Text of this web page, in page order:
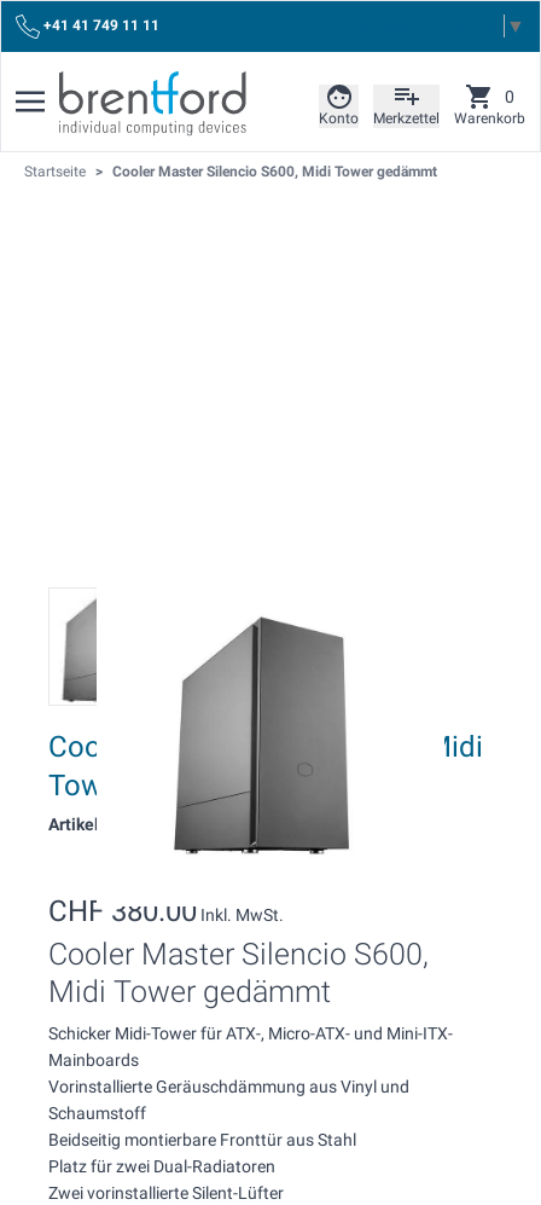
+41 41 749 11 11 ▼
Konto Merkzettel Warenkorb
0
Startseite > Cooler Master Silencio S600, Midi Tower gedämmt
Cooler Master Silencio S600, Midi
Tower gedämmt
Artikelnummer: 2023
CHF 380.00 Inkl. MwSt.
Cooler Master Silencio S600,
Midi Tower gedämmt
Schicker Midi-Tower für ATX-, Micro-ATX- und Mini-ITX-
Mainboards
Vorinstallierte Geräuschdämmung aus Vinyl und
Schaumstoff
Beidseitig montierbare Fronttür aus Stahl
Platz für zwei Dual-Radiatoren
Zwei vorinstallierte Silent-Lüfter